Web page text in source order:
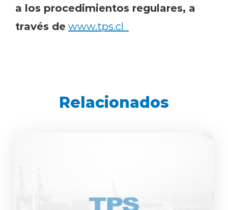
a los procedimientos regulares, a
través de www.tps.cl
Relacionados